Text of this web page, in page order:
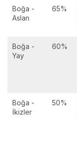
Boğa -
Aslan
65%
Boğa -
Yay
60%
Boğa -
İkizler
50%